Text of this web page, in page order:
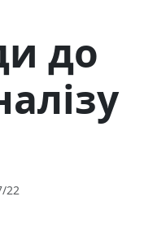
до
22